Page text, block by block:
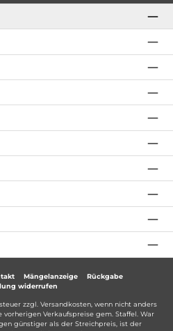
Mängelanzeige
Rückgabe
widerrufen
zzgl. Versandkosten, wenn nicht anders
Verkaufspreise gem. Staffel. War
günstiger als der Streichpreis, ist der